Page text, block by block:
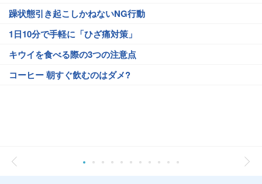
躁状態引き起こしかねないNG行動
1日10分で手軽に「ひざ痛対策」
キウイを食べる際の3つの注意点
コーヒー 朝すぐ飲むのはダメ?